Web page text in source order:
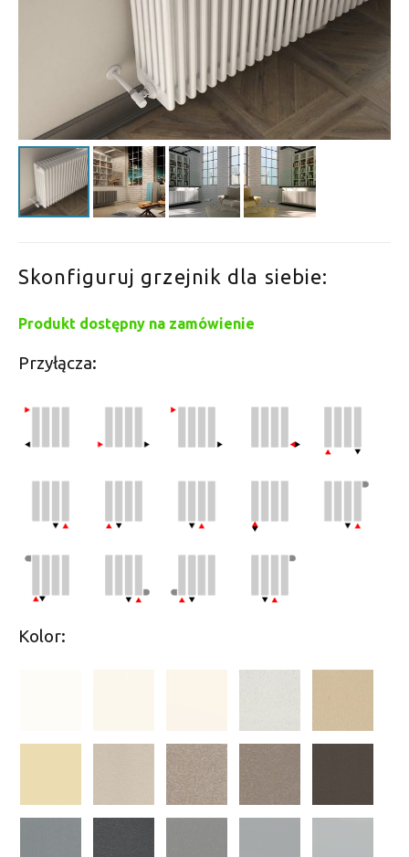
Skonfiguruj grzejnik dla siebie:
Produkt dostępny na zamówienie
Przyłącza:
Kolor: